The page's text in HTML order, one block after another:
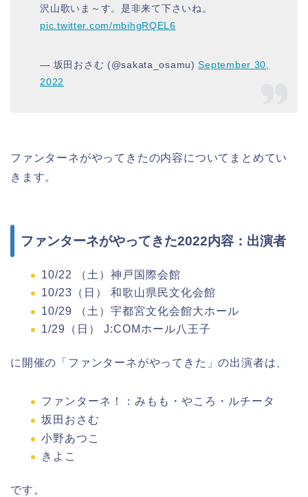
沢山歌いま～す。是非来て下さいね。
pic.twitter.com/mbihgRQEL6
— 坂田おさむ (@sakata_osamu)September 30,
2022
ファンターネがやってきたの内容についてまとめてい
きます。
ファンターネがやってきた2022内容：出演者
10/22 （土）神戸国際会館
10/23（日） 和歌山県民文化会館
10/29 （土）宇都宮文化会館大ホール
1/29（日） J:COMホール八王子
に開催の「ファンターネがやってきた」の出演者は、
ファンターネ！：みもも・やころ・ルチータ
坂田おさむ
小野あつこ
きよこ
です。